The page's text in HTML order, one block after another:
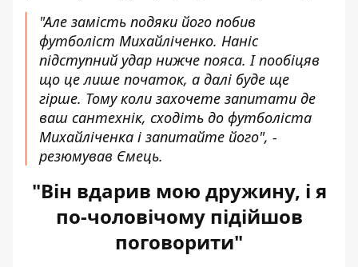
"Але замість подяки його побив
футболіст Михайліченко. Наніс
підступний удар нижче пояса. І пообіцяв
що це лише початок, а далі буде ще
гірше. Тому коли захочете запитати де
ваш сантехнік, сходіть до футболіста
Михайліченка і запитайте його", -
резюмував Ємець.
"Він вдарив мою дружину, і я
по-чоловічому підійшов
поговорити"